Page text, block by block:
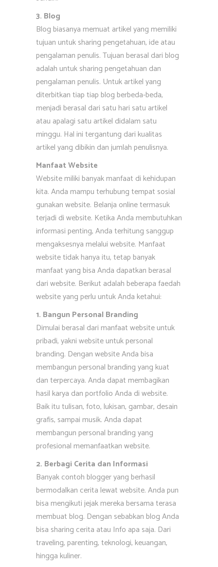
3. Blog
Blog biasanya memuat artikel yang memiliki
tujuan untuk sharing pengetahuan, ide atau
pengalaman penulis. Tujuan berasal dari blog
adalah untuk sharing pengetahuan dan
pengalaman penulis. Untuk artikel yang
diterbitkan tiap tiap blog berbeda-beda,
menjadi berasal dari satu hari satu artikel
atau apalagi satu artikel didalam satu
minggu. Hal ini tergantung dari kualitas
artikel yang dibikin dan jumlah penulisnya.
Manfaat Website
Website miliki banyak manfaat di kehidupan
kita. Anda mampu terhubung tempat sosial
gunakan website. Belanja online termasuk
terjadi di website. Ketika Anda membutuhkan
informasi penting, Anda terhitung sanggup
mengaksesnya melalui website. Manfaat
website tidak hanya itu, tetap banyak
manfaat yang bisa Anda dapatkan berasal
dari website. Berikut adalah beberapa faedah
website yang perlu untuk Anda ketahui:
1. Bangun Personal Branding
Dimulai berasal dari manfaat website untuk
pribadi, yakni website untuk personal
branding. Dengan website Anda bisa
membangun personal branding yang kuat
dan terpercaya. Anda dapat membagikan
hasil karya dan portfolio Anda di website.
Baik itu tulisan, foto, lukisan, gambar, desain
grafis, sampai musik. Anda dapat
membangun personal branding yang
profesional memanfaatkan website.
2. Berbagi Cerita dan Informasi
Banyak contoh blogger yang berhasil
bermodalkan cerita lewat website. Anda pun
bisa mengikuti jejak mereka bersama terasa
membuat blog. Dengan sebabkan blog Anda
bisa sharing cerita atau Info apa saja. Dari
traveling, parenting, teknologi, keuangan,
hingga kuliner.